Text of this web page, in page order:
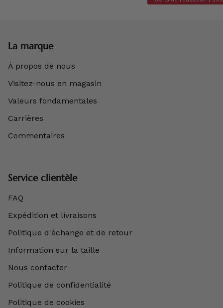
La marque
À propos de nous
Visitez-nous en magasin
Valeurs fondamentales
Carrières
Commentaires
Service clientèle
FAQ
Expédition et livraisons
Politique d'échange et de retour
Information sur la taille
Nous contacter
Politique de confidentialité
Politique de cookies